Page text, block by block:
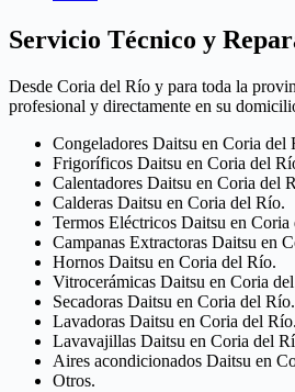
Servicio Técnico y
Desde Coria del Río y para toda la
profesional y directamente en su
Congeladores Daitsu en Coria del
Frigoríficos Daitsu en Coria del
Calentadores Daitsu en Coria del
Calderas Daitsu en Coria del Río.
Termos Eléctricos Daitsu en Coria
Campanas Extractoras Daitsu en
Hornos Daitsu en Coria del Río.
Vitrocerámicas Daitsu en Coria
Secadoras Daitsu en Coria del Río.
Lavadoras Daitsu en Coria del Río.
Lavavajillas Daitsu en Coria del
Aires acondicionados Daitsu en
Otros.